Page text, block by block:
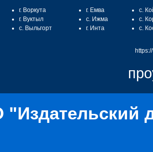
г. Воркута
г. Вуктыл
с. Выльгорт
г. Емва
с. Ижма
г. Инта
с.
с.
с.